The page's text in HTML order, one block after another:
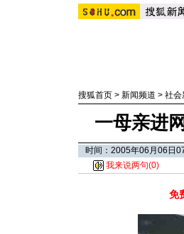
搜狐首页 > 新闻频道 > 社会
一母亲进
时间：2005年06月06日
我来说两句(0)
免